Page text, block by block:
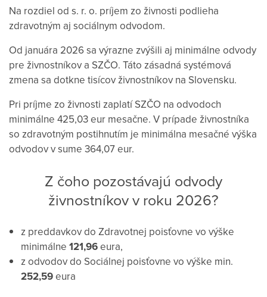
Na rozdiel od s. r. o. príjem zo živnosti podlieha
zdravotným aj sociálnym odvodom.
Od januára 2026 sa výrazne zvýšili aj minimálne odvody
pre živnostníkov a SZČO. Táto zásadná systémová
zmena sa dotkne tisícov živnostníkov na Slovensku.
Pri príjme zo živnosti zaplatí SZČO na odvodoch
minimálne 425,03 eur mesačne. V prípade živnostníka
so zdravotným postihnutím je minimálna mesačné výška
odvodov v sume 364,07 eur.
Z čoho pozostávajú odvody
živnostníkov v roku 2026?
z preddavkov do Zdravotnej poisťovne vo výške
minimálne 121,96eura,
z odvodov do Sociálnej poisťovne vo výške min.
252,59eura